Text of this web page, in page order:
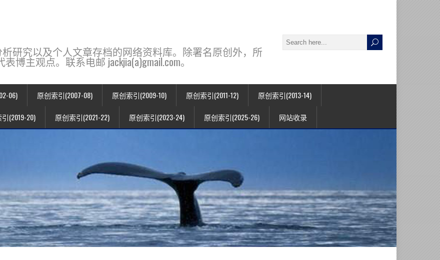
析研究以及个人文章存档的网络资料库。除署名原创外，所
博主观点。联系电邮 jackjia(a)gmail.com。
06) 原创索引(2007-08) 原创索引(2009-10) 原创索引(2011-12) 原创索引(2013-14)
(2019-20) 原创索引(2021-22) 原创索引(2023-24) 原创索引(2025-26) 网站收录